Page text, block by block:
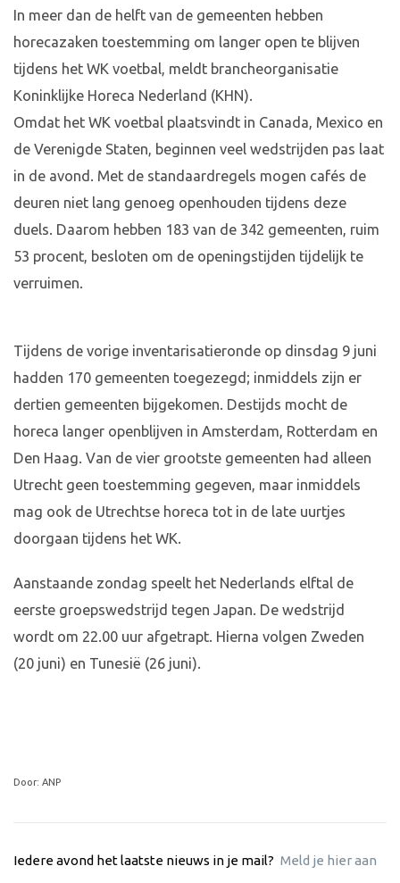
In meer dan de helft van de gemeenten hebben
horecazaken toestemming om langer open te blijven
tijdens het WK voetbal, meldt brancheorganisatie
Koninklijke Horeca Nederland (KHN).
Omdat het WK voetbal plaatsvindt in Canada, Mexico en
de Verenigde Staten, beginnen veel wedstrijden pas laat
in de avond. Met de standaardregels mogen cafés de
deuren niet lang genoeg openhouden tijdens deze
duels. Daarom hebben 183 van de 342 gemeenten, ruim
53 procent, besloten om de openingstijden tijdelijk te
verruimen.
Tijdens de vorige inventarisatieronde op dinsdag 9 juni
hadden 170 gemeenten toegezegd; inmiddels zijn er
dertien gemeenten bijgekomen. Destijds mocht de
horeca langer openblijven in Amsterdam, Rotterdam en
Den Haag. Van de vier grootste gemeenten had alleen
Utrecht geen toestemming gegeven, maar inmiddels
mag ook de Utrechtse horeca tot in de late uurtjes
doorgaan tijdens het WK.
Aanstaande zondag speelt het Nederlands elftal de
eerste groepswedstrijd tegen Japan. De wedstrijd
wordt om 22.00 uur afgetrapt. Hierna volgen Zweden
(20 juni) en Tunesië (26 juni).
Door: ANP
Iedere avond het laatste nieuws in je mail? Meld je hier aan